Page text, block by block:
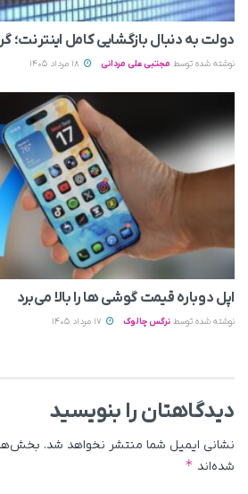
دولت به دنبال بازگشایی کامل اینترنت؛
نوشته شده توسط مجتبی علی مردانی
اپل دوباره قیمت‌ گوشی ها را بالا می‌برد
نوشته شده توسط نرگس چالوک
دیدگاهتان را بنویسید
نشانی ایمیل شما منتشر نخواهد شد.
شده‌اند *